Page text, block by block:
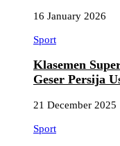
16 January 2026
Sport
Klasemen
Geser Persija
21 December 2025
Sport